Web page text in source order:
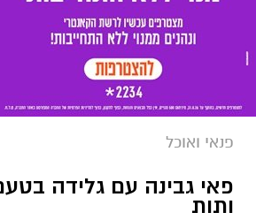
פנאי ואוכל
פאי גבינה עם גלידה
ותות